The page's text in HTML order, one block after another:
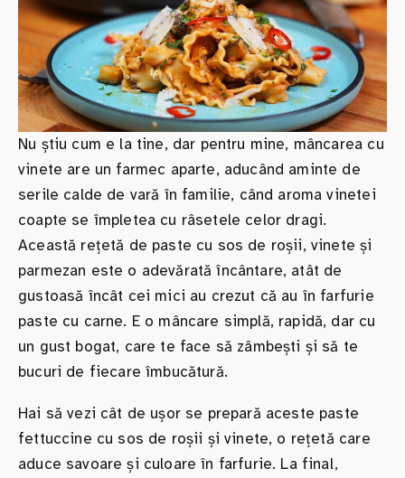
Nu știu cum e la tine, dar pentru mine, mâncarea cu
vinete are un farmec aparte, aducând aminte de
serile calde de vară în familie, când aroma vinetei
coapte se împletea cu râsetele celor dragi.
Această rețetă de paste cu sos de roșii, vinete și
parmezan este o adevărată încântare, atât de
gustoasă încât cei mici au crezut că au în farfurie
paste cu carne. E o mâncare simplă, rapidă, dar cu
un gust bogat, care te face să zâmbești și să te
bucuri de fiecare îmbucătură.
Hai să vezi cât de ușor se prepară aceste paste
fettuccine cu sos de roșii și vinete, o rețetă care
aduce savoare și culoare în farfurie. La final,